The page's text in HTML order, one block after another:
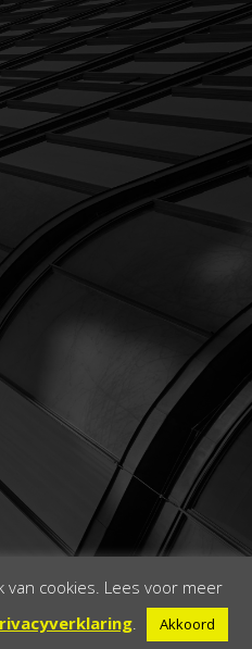
van cookies. Lees voor meer
. Akkoord